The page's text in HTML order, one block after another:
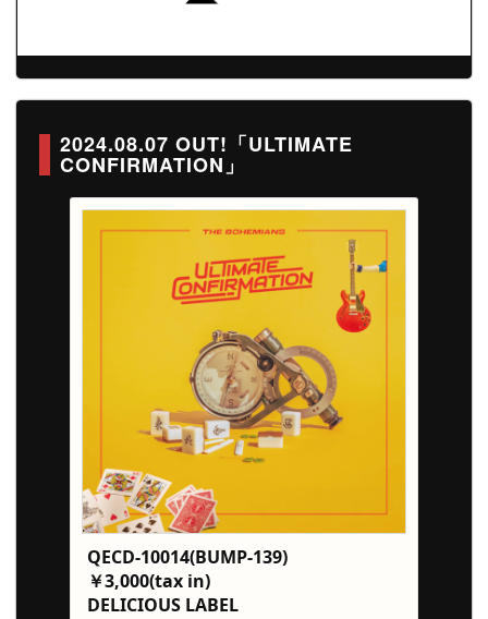
2024.08.07 OUT!「ULTIMATE
CONFIRMATION」
QECD-10014(BUMP-139)
￥3,000(tax in)
DELICIOUS LABEL